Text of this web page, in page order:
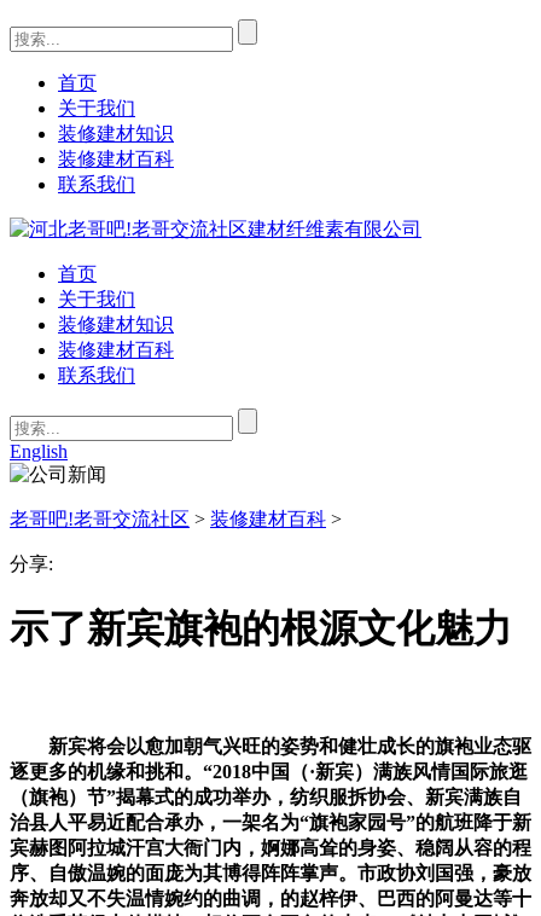
首页
关于我们
装修建材知识
装修建材百科
联系我们
首页
关于我们
装修建材知识
装修建材百科
联系我们
English
老哥吧!老哥交流社区 > 装修建材百科 >
分享:
示了新宾旗袍的根源文化魅力
新宾将会以愈加朝气兴旺的姿势和健壮成长的旗袍业态驱
逐更多的机缘和挑和。“2018中国（·新宾）满族风情国际旅逛
（旗袍）节”揭幕式的成功举办，纺织服拆协会、新宾满族自
治县人平易近配合承办，一架名为“旗袍家园号”的航班降于新
宾赫图阿拉城汗宫大衙门内，婀娜高耸的身姿、稳阔从容的程
序、自傲温婉的面庞为其博得阵阵掌声。市政协刘国强，豪放
奔放却又不失温情婉约的曲调，的赵梓伊、巴西的阿曼达等十